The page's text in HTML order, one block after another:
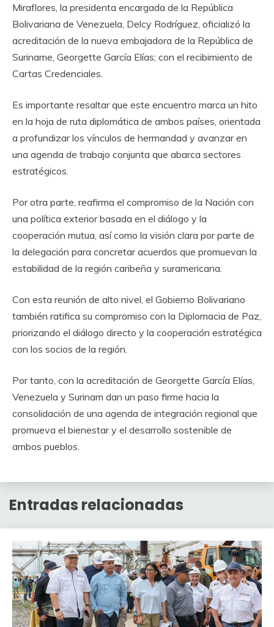
Miraflores, la presidenta encargada de la República
Bolivariana de Venezuela, Delcy Rodríguez, oficializó la
acreditación de la nueva embajadora de la República de
Suriname, Georgette García Elías; con el recibimiento de
Cartas Credenciales.
Es importante resaltar que este encuentro marca un hito
en la hoja de ruta diplomática de ambos países, orientada
a profundizar los vínculos de hermandad y avanzar en
una agenda de trabajo conjunta que abarca sectores
estratégicos.
Por otra parte, reafirma el compromiso de la Nación con
una política exterior basada en el diálogo y la
cooperación mutua, así como la visión clara por parte de
la delegación para concretar acuerdos que promuevan la
estabilidad de la región caribeña y suramericana.
Con esta reunión de alto nivel, el Gobierno Bolivariano
también ratifica su compromiso con la Diplomacia de Paz,
priorizando el diálogo directo y la cooperación estratégica
con los socios de la región.
Por tanto, con la acreditación de Georgette García Elías,
Venezuela y Surinam dan un paso firme hacia la
consolidación de una agenda de integración regional que
promueva el bienestar y el desarrollo sostenible de
ambos pueblos.
Entradas relacionadas